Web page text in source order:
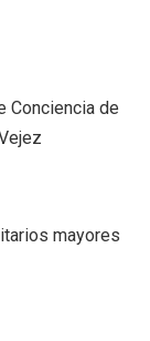
Conciencia de
mayores